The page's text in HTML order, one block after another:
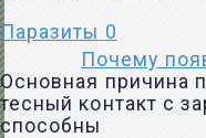
Паразиты 0
Почему
Основная причина
тесный контакт с
способны